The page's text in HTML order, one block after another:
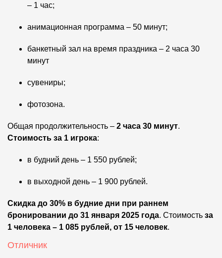
– 1 час;
анимационная программа – 50 минут;
банкетный зал на время праздника – 2 часа 30
минут
сувениры;
фотозона.
Общая продолжительность – 2 часа 30 минут.
Стоимость за 1 игрока:
в будний день – 1 550 рублей;
в выходной день – 1 900 рублей.
Скидка до 30% в будние дни при раннем
бронировании до 31 января 2025 года. Стоимость за
1 человека – 1 085 рублей, от 15 человек.
Отличник